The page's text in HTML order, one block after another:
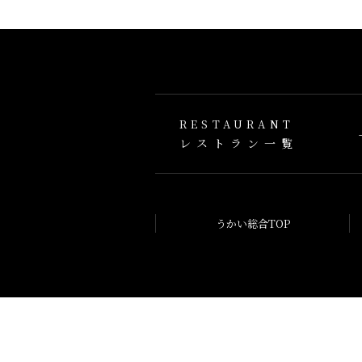
RESTAURANT
レストラン一覧
うかい総合TOP